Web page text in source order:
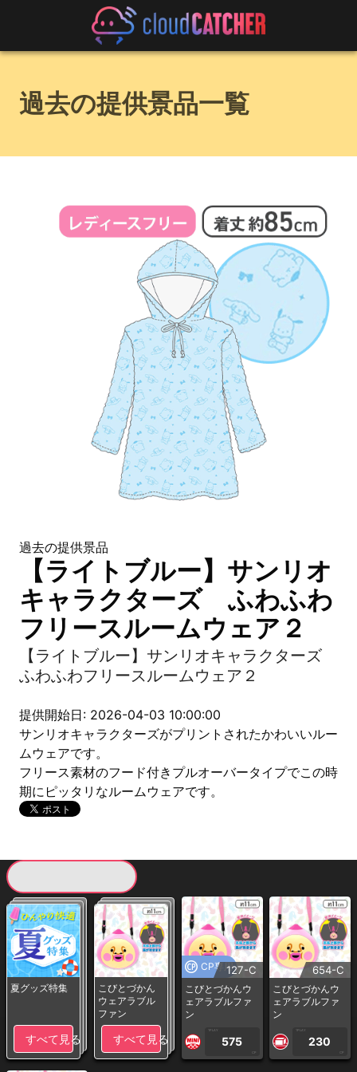
過去の提供景品一覧
過去の提供景品
【ライトブルー】サンリオ
キャラクターズ ふわふわ
フリースルームウェア２
【ライトブルー】サンリオキャラクターズ
ふわふわフリースルームウェア２
提供開始日: 2026-04-03 10:00:00
サンリオキャラクターズがプリントされたかわいいルー
ムウェアです。
フリース素材のフード付きプルオーバータイプでこの時
期にピッタリなルームウェアです。
夏グッズ特集
すべて見る
こびとづかん
ウェアラブル
ファン
すべて見る
CP専用127-C
こびとづかんウ
ェアラブルファ
ン
1PLAY
575
CP
654-C
こびとづかんウ
ェアラブルファ
ン
1PLAY
230
CP